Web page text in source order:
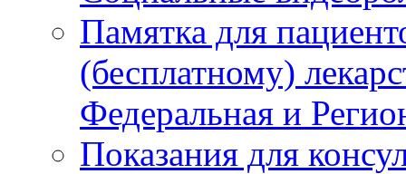
Памятка для
(бесплатному)
Федеральная и
Показания для